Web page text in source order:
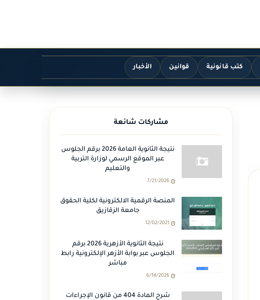
كتب قانونية قوانين الأخبار
مشاركات شائعة
نتيجة الثانوية العامة 2026 برقم الجلوس
عبر الموقع الرسمي لوزارة التربية
والتعليم
7/21/2026
المنصة الرقمية الالكترونية لكلية الحقوق
جامعة الزقازيق
12/02/2021
نتيجة الثانوية الأزهرية 2026 برقم
الجلوس عبر بوابة الأزهر الإلكترونية رابط
مباشر
6/14/2026
شرح المادة 404 من قانون الإجراءات